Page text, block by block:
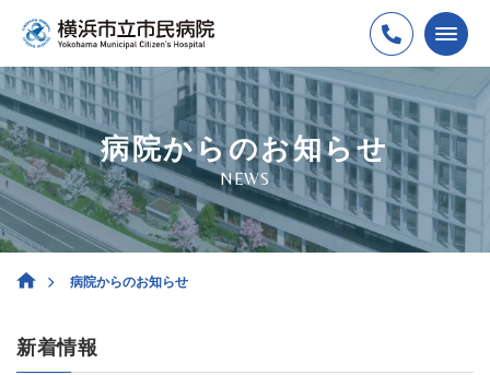
病院からのお知らせ
NEWS
病院からのお知らせ
新着情報